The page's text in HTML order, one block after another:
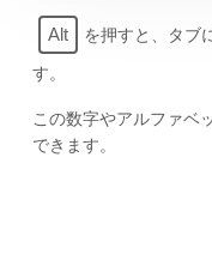
Alt
を押すと、タブ
す。
この数字やアルファベ
できます。